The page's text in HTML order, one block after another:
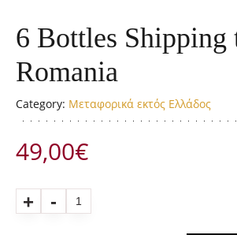
6 Bottles Shipping
Romania
Category: Μεταφορικά εκτός Ελλάδος
49,00€
Quantity